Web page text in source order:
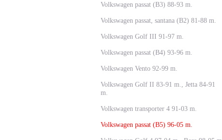
Volkswagen passat (B3) 88-93 m.
Volkswagen passat, santana (B2) 81-88 m.
Volkswagen Golf III 91-97 m.
Volkswagen passat (B4) 93-96 m.
Volkswagen Vento 92-99 m.
Volkswagen Golf II 83-91 m., Jetta 84-91
m.
Volkswagen transporter 4 91-03 m.
Volkswagen passat (B5) 96-05 m.